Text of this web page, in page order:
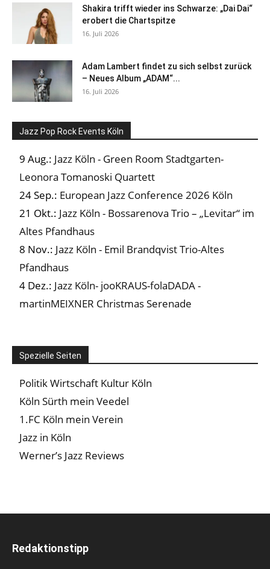
Shakira trifft wieder ins Schwarze: „Dai Dai“
erobert die Chartspitze
16. Juli 2026
Adam Lambert findet zu sich selbst zurück
– Neues Album „ADAM“...
16. Juli 2026
Jazz Pop Rock Events Köln
9 Aug.: Jazz Köln - Green Room Stadtgarten-
Leonora Tomanoski Quartett
24 Sep.: European Jazz Conference 2026 Köln
21 Okt.: Jazz Köln - Bossarenova Trio – „Levitar“ im
Altes Pfandhaus
8 Nov.: Jazz Köln - Emil Brandqvist Trio-Altes
Pfandhaus
4 Dez.: Jazz Köln- jooKRAUS-folaDADA -
martinMEIXNER Christmas Serenade
Spezielle Seiten
Politik Wirtschaft Kultur Köln
Köln Sürth mein Veedel
1.FC Köln mein Verein
Jazz in Köln
Werner’s Jazz Reviews
Redaktionstipp